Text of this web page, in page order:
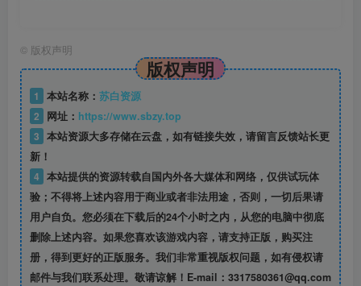
© 版权声明
版权声明
1 本站名称： 苏白资源
2
网址： https://www.sbzy.top
3 本站资源大多存储在云盘，如有链接失效，请留言反馈站长更
新！
4 本站提供的资源转载自国内外各大媒体和网络，仅供试玩体
验；不得将上述内容用于商业或者非法用途，否则，一切后果请
用户自负。您必须在下载后的24个小时之内，从您的电脑中彻底
删除上述内容。如果您喜欢该游戏内容，请支持正版，购买注
册，得到更好的正版服务。我们非常重视版权问题，如有侵权请
邮件与我们联系处理。敬请谅解！E-mail：3317580361@qq.com